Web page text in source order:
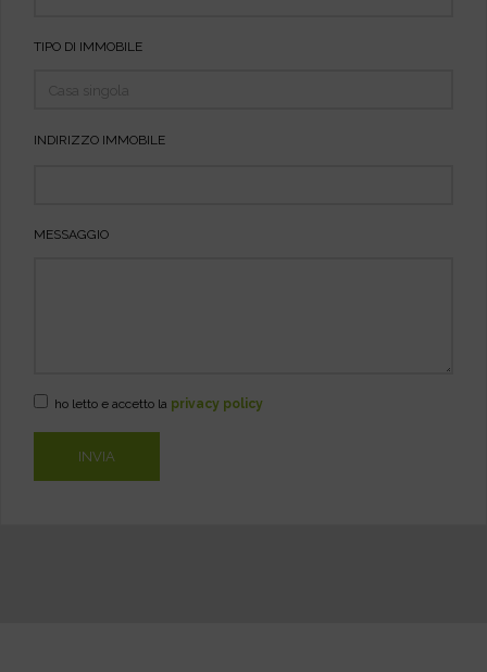
TIPO DI IMMOBILE
INDIRIZZO IMMOBILE
MESSAGGIO
ho letto e accetto la privacy policy